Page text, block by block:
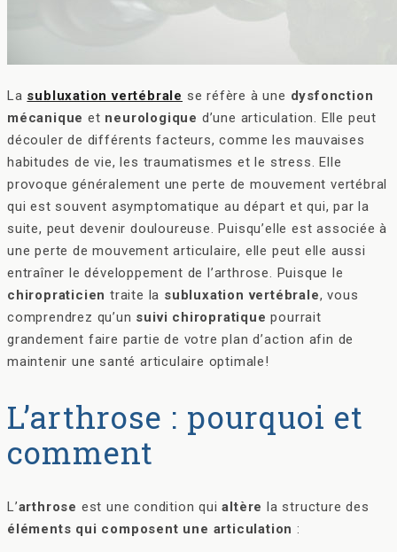
La subluxation vertébrale se réfère à une dysfonction
mécanique et neurologique d’une articulation. Elle peut
découler de différents facteurs, comme les mauvaises
habitudes de vie, les traumatismes et le stress. Elle
provoque généralement une perte de mouvement vertébral
qui est souvent asymptomatique au départ et qui, par la
suite, peut devenir douloureuse. Puisqu’elle est associée à
une perte de mouvement articulaire, elle peut elle aussi
entraîner le développement de l’arthrose. Puisque le
chiropraticien traite la subluxation vertébrale, vous
comprendrez qu’un suivi chiropratique pourrait
grandement faire partie de votre plan d’action afin de
maintenir une santé articulaire optimale!
L’arthrose : pourquoi et
comment
L’arthrose est une condition quialtère la structure des
éléments qui composent une articulation :